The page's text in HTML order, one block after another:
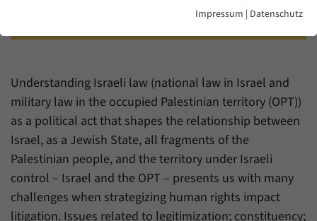
Understanding Israeli law (national law in Israel and
military law in the occupied Palestinian territory (OPT))
as a political act that shapes the relationship between
Israel, as a Jewish State, all fragments of the
Palestinian people, and the territory under Israeli
control – Israel and the OPT – presents us with many
challenges when strategizing human rights impact
litigation. Issues related to legitimization; constituency;
Essenzielle Cookies werden für grundlegende Funktionen der
einwandfrei funktioniert.
Anbieter Forum Transregionale Studien e.V.
Laufzeit
Zweck
Dieses Cookie wird verwendet, um Ihre
Cookie-Einstellungen für diese Website zu
speichern.
Statistiken
Mit diesen Cookies können wir Statistiken über die Nutzung der
Inhalte unserer Internetseite erstellen. Die Statistiken verwalten
wir auf der Plattform Matomo. Sie stehen nur dem Forum
Transregionale Studien e.V. zur Verfügung und werden nicht
weitergegeben.
Name _pk_id
Cookie-Informationen anzeigen
Impressum | Datenschutz